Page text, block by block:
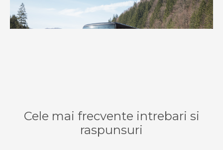
Cele mai frecvente intrebari si
raspunsuri